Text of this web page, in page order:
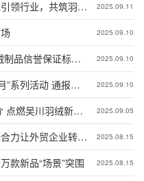
领行业，共筑羽绒
2025.09.11
2025.09.10
品信誉保证标志”
2025.09.10
”系列活动 通报羽
2025.09.10
点燃吴川羽绒新引
2025.09.05
力让外贸企业转危
2025.08.15
款新品“场景”突围 2025.08.15